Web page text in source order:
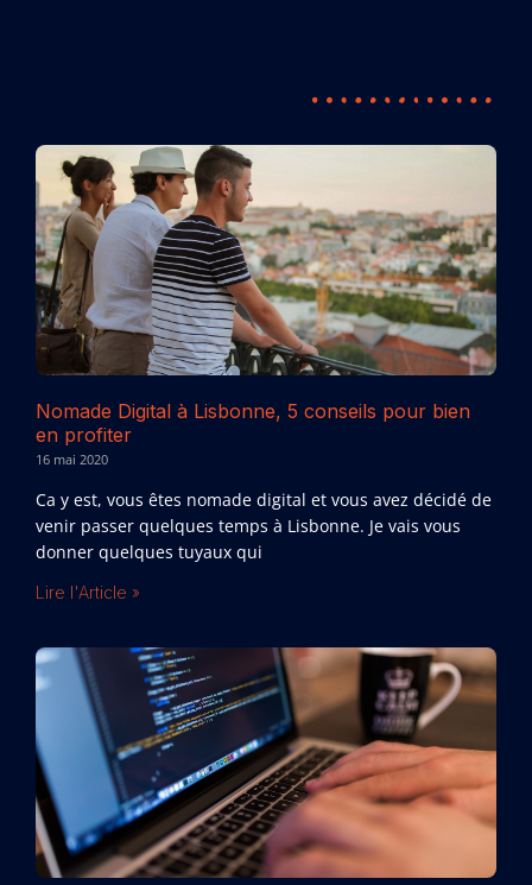
Nomade Digital à Lisbonne, 5 conseils pour bien
en profiter
16 mai 2020
Ca y est, vous êtes nomade digital et vous avez décidé de
venir passer quelques temps à Lisbonne. Je vais vous
donner quelques tuyaux qui
Lire l'Article »